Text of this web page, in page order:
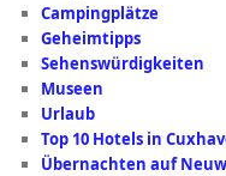
Campingplätze
Geheimtipps
Sehenswürdigkeiten
Museen
Urlaub
Top 10 Hotels in
Übernachten auf